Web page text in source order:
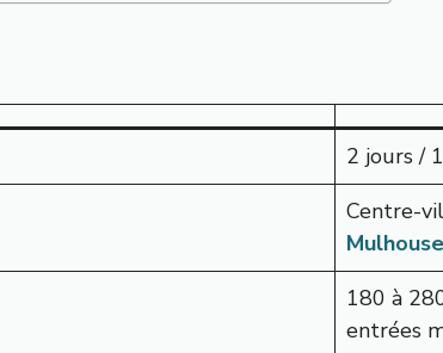
2 jours /
Centre-
Mulhouse
180 à
entrées